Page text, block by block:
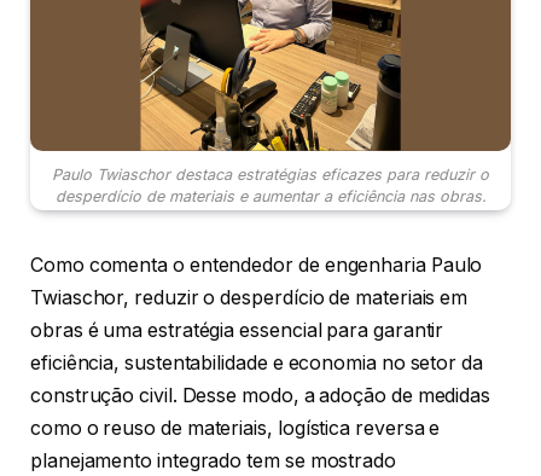
Paulo Twiaschor destaca estratégias eficazes para reduzir o
desperdício de materiais e aumentar a eficiência nas obras.
Como comenta o entendedor de engenharia Paulo
Twiaschor, reduzir o desperdício de materiais em
obras é uma estratégia essencial para garantir
eficiência, sustentabilidade e economia no setor da
construção civil. Desse modo, a adoção de medidas
como o reuso de materiais, logística reversa e
planejamento integrado tem se mostrado